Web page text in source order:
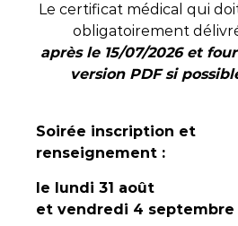
Le certificat médical qui
obligatoirement
après le 15/07/2026 et
version PDF si
Soirée inscription et
renseignement :
le lundi 31 août
et vendredi 4 septembre